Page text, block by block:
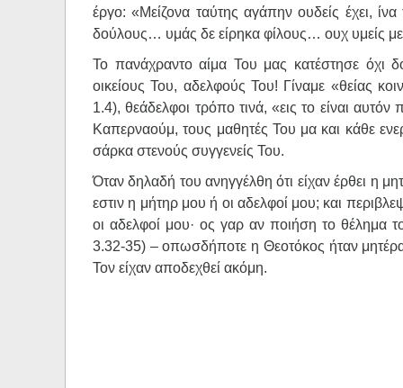
έργο: «Μείζονα ταύτης αγάπην ουδείς έχει,
δούλους… υμάς δε είρηκα φίλους… ουχ υμείς
Το πανάχραντο αίμα Του μας κατέστησε όχι
οικείους Του, αδελφούς Του! Γίναμε «θείας
1.4), θεάδελφοι τρόπο τινά, «εις το είναι
Καπερναούμ, τους μαθητές Του μα και κάθε
σάρκα στενούς συγγενείς Του.
Όταν δηλαδή του ανηγγέλθη ότι είχαν έρθει η
εστιν η μήτηρ μου ή οι αδελφοί μου; και
οι αδελφοί μου· ος γαρ αν ποιήση το θέλημα
3.32-35) – οπωσδήποτε η Θεοτόκος ήταν
Τον είχαν αποδεχθεί ακόμη.